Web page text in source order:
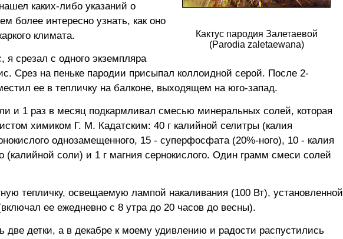
Кактус пародия Залетаевой
(Parodia zaletaewana)
каких-либо указаний о
более интересно узнать, как оно
климата.
я срезал с одного экземпляра
Срез на пеньке пародии присыпал коллоидной серой. После 2-
ее в тепличку на балконе, выходящем на юго-запад.
и 1 раз в месяц подкармливал смесью минеральных солей, которая
химиком Г. М. Кадатским: 40 г калийной селитры (калия
однозамещенного, 15 - суперфосфата (20%-ного), 10 - калия
(калийной соли) и 1 г магния сернокислого. Один грамм смеси солей
тепличку, освещаемую лампой накаливания (100 Вт), установленной
ее ежедневно с 8 утра до 20 часов до весны).
две детки, а в декабре к моему удивлению и радости распустились